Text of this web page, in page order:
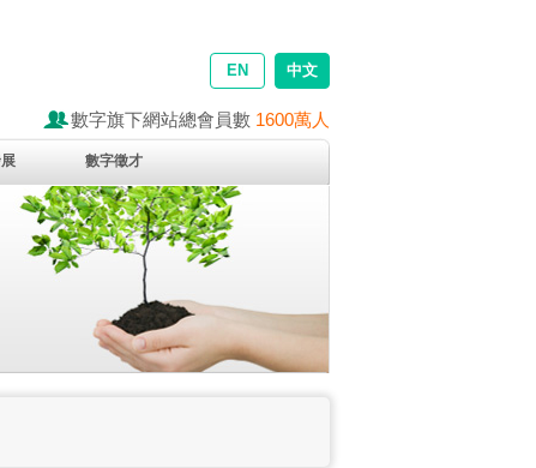
中文
EN
數字旗下網站總會員數 1600萬人
數字徵才